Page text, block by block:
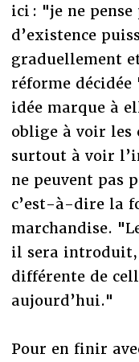
ici : "je ne pense
d’existence
graduellement
réforme
idée marque à
oblige à voir les
surtout à voir
ne peuvent pas
c’est-à-dire la
marchandise.
il sera introduit,
différente de
aujourd’hui."
Pour en finir